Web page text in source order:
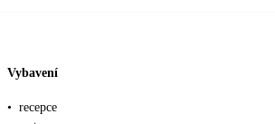
Vybavení
• recepce